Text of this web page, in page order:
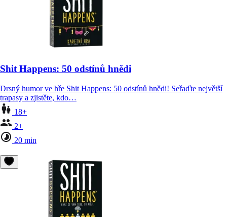
Shit Happens: 50 odstínů hnědi
Drsný humor ve hře Shit Happens: 50 odstínů hnědi! Seřaďte největší
trapasy a zjistěte, kdo…
18+
2+
20 min